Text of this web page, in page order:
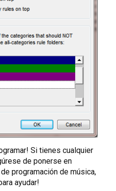
Si tienes cualquier
de ponerse en
programación de música,
ayudar!